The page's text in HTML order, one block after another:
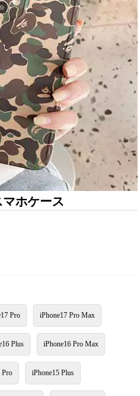
ホケース
Pro iPhone17 Pro Max
Plus iPhone16 Pro Max
Pro iPhone15 Plus